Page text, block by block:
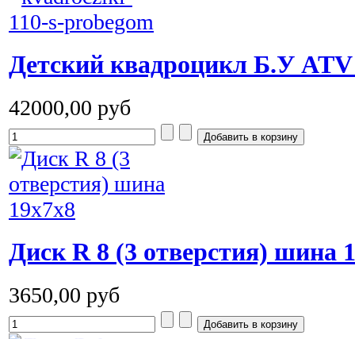
Детский квадроцикл Б.У ATV
42000,00 руб
Диск R 8 (3 отверстия) шина
3650,00 руб